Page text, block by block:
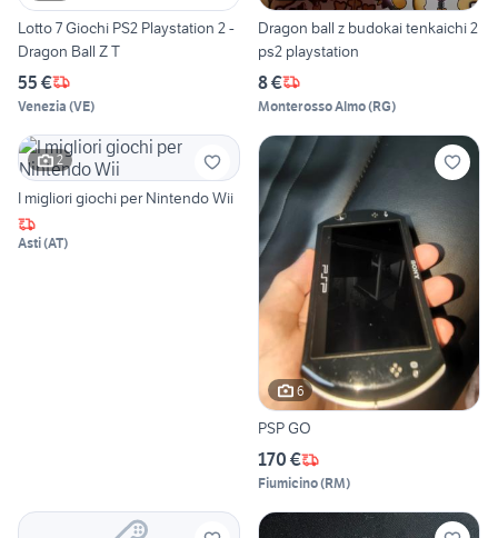
Lotto 7 Giochi PS2 Playstation 2 -
Dragon Ball Z T
55 €
Venezia (VE)
Dragon ball z budokai tenkaichi 2
ps2 playstation
8 €
Monterosso Almo(RG)
2
I migliori giochi per Nintendo Wii
Asti(AT)
6
PSP GO
170 €
Fiumicino(RM)